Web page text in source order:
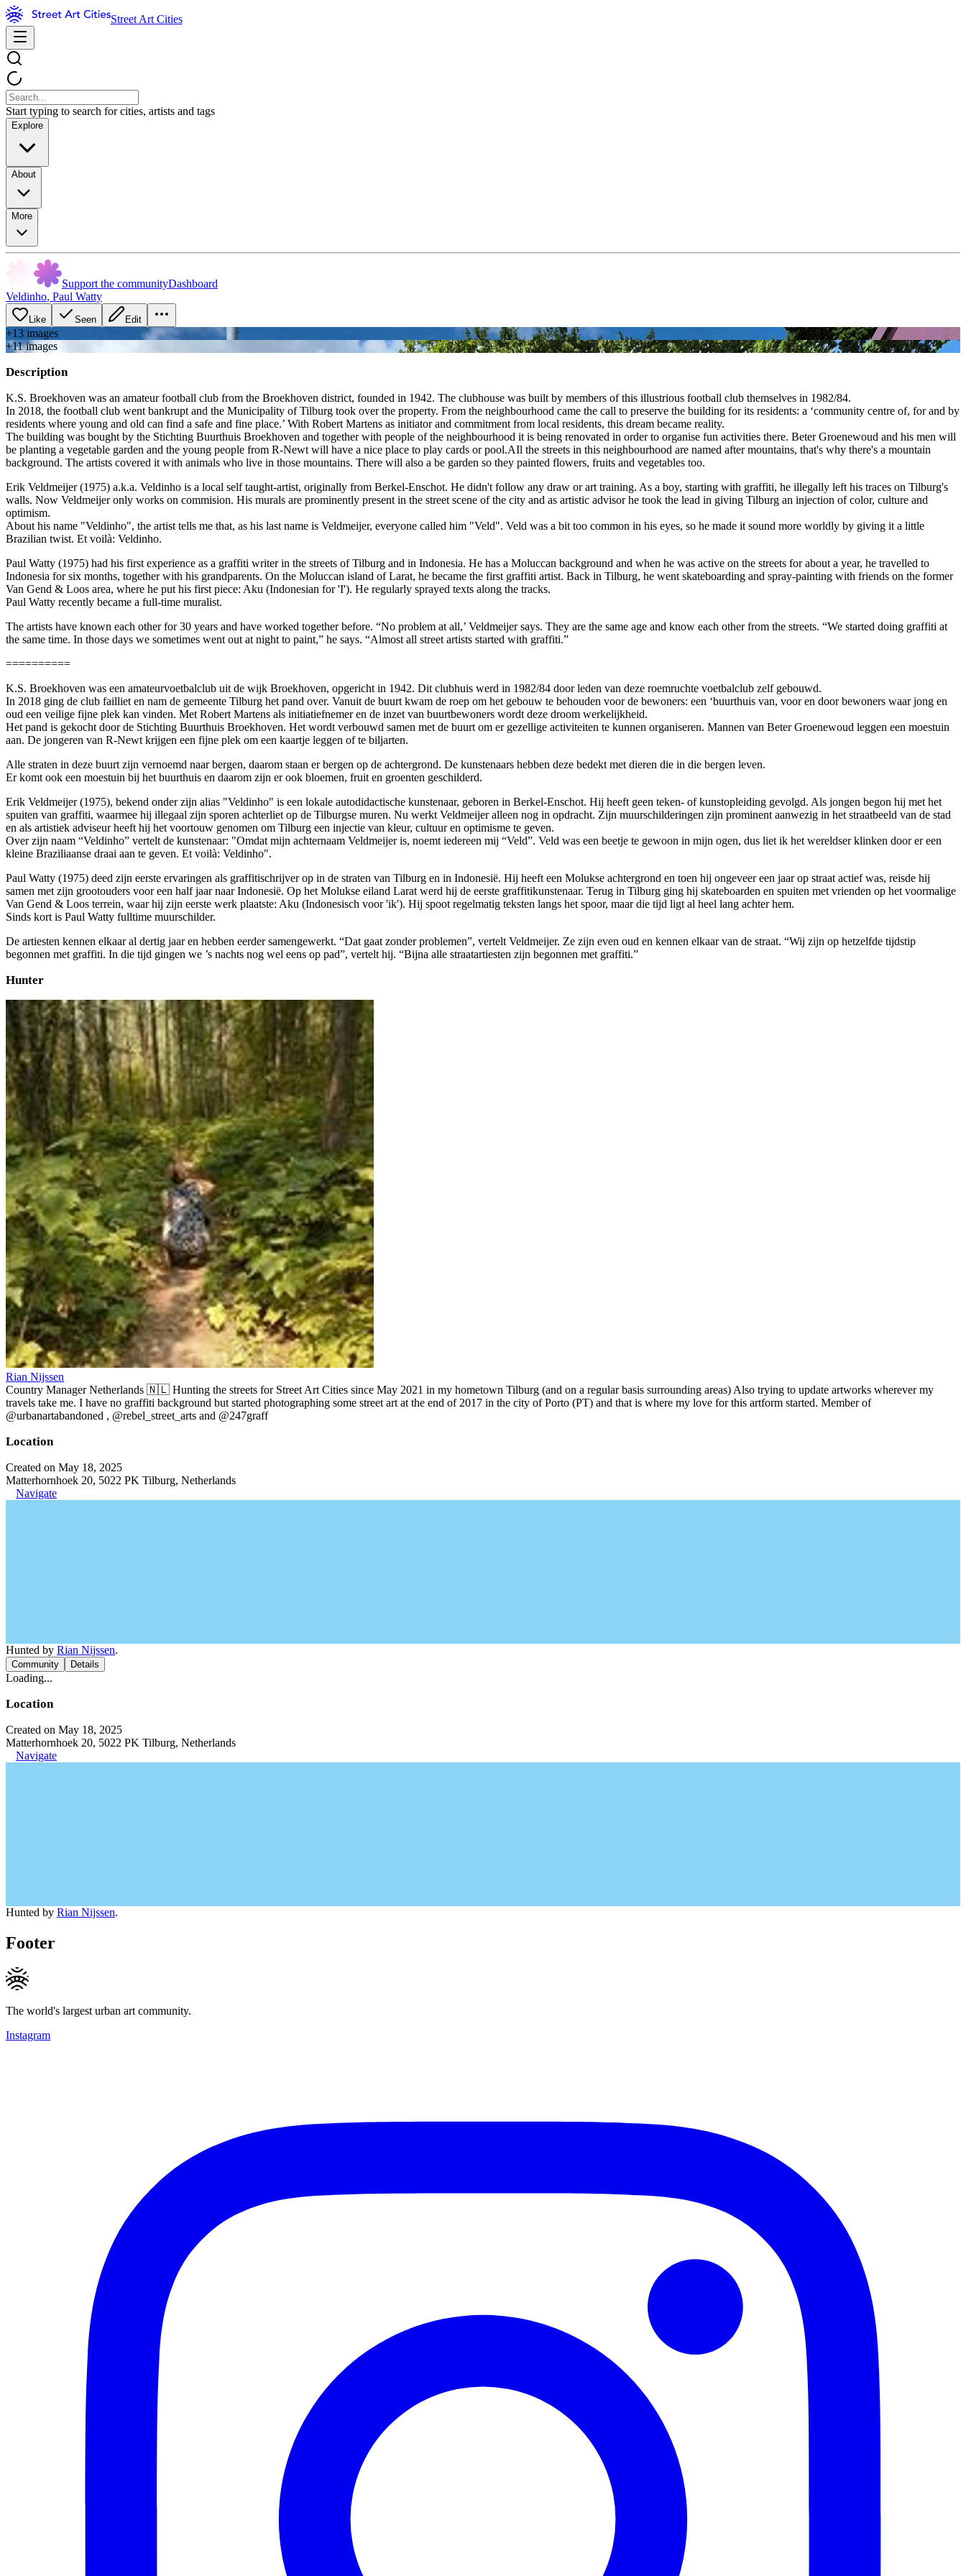
Street Art Cities
Start typing to search for cities, artists and tags
Explore
About
More
Support the communityDashboard
Veldinho, Paul Watty
Like Seen Edit
+13 images
+11images
Description
K.S. Broekhoven was an amateur football club from the Broekhoven district, founded in 1942. The clubhouse was built by members of this illustrious football club themselves in 1982/84.
In 2018, the football club went bankrupt and the Municipality of Tilburg took over the property. From the neighbourhood came the call to preserve the building for its residents: a ‘community centre of, for and by
residents where young and old can find a safe and fine place.’ With Robert Martens as initiator and commitment from local residents, this dream became reality.
The building was bought by the Stichting Buurthuis Broekhoven and together with people of the neighbourhood it is being renovated in order to organise fun activities there. Beter Groenewoud and his men will
be planting a vegetable garden and the young people from R-Newt will have a nice place to play cards or pool.AIl the streets in this neighbourhood are named after mountains, that's why there's a mountain
background. The artists covered it with animals who live in those mountains. There will also a be garden so they painted flowers, fruits and vegetables too.
Erik Veldmeijer (1975) a.k.a. Veldinho is a local self taught-artist, originally from Berkel-Enschot. He didn't follow any draw or art training. As a boy, starting with graffiti, he illegally left his traces on Tilburg's
walls. Now Veldmeijer only works on commision. His murals are prominently present in the street scene of the city and as artistic advisor he took the lead in giving Tilburg an injection of color, culture and
optimism.
About his name "Veldinho", the artist tells me that, as his last name is Veldmeijer, everyone called him "Veld". Veld was a bit too common in his eyes, so he made it sound more worldly by giving it a little
Brazilian twist. Et voilà: Veldinho.
Paul Watty (1975) had his first experience as a graffiti writer in the streets of Tilburg and in Indonesia. He has a Moluccan background and when he was active on the streets for about a year, he travelled to
Indonesia for six months, together with his grandparents. On the Moluccan island of Larat, he became the first graffiti artist. Back in Tilburg, he went skateboarding and spray-painting with friends on the former
Van Gend & Loos area, where he put his first piece: Aku (Indonesian for 'I'). He regularly sprayed texts along the tracks.
Paul Watty recently became a full-time muralist.
The artists have known each other for 30 years and have worked together before. “No problem at all,’ Veldmeijer says. They are the same age and know each other from the streets. “We started doing graffiti at
the same time. In those days we sometimes went out at night to paint,” he says. “Almost all street artists started with graffiti.”
==========
K.S. Broekhoven was een amateurvoetbalclub uit de wijk Broekhoven, opgericht in 1942. Dit clubhuis werd in 1982/84 door leden van deze roemruchte voetbalclub zelf gebouwd.
In 2018 ging de club failliet en nam de gemeente Tilburg het pand over. Vanuit de buurt kwam de roep om het gebouw te behouden voor de bewoners: een ‘buurthuis van, voor en door bewoners waar jong en
oud een veilige fijne plek kan vinden. Met Robert Martens als initiatiefnemer en de inzet van buurtbewoners wordt deze droom werkelijkheid.
Het pand is gekocht door de Stichting Buurthuis Broekhoven. Het wordt verbouwd samen met de buurt om er gezellige activiteiten te kunnen organiseren. Mannen van Beter Groenewoud leggen een moestuin
aan. De jongeren van R-Newt krijgen een fijne plek om een kaartje leggen of te biljarten.
Alle straten in deze buurt zijn vernoemd naar bergen, daarom staan er bergen op de achtergrond. De kunstenaars hebben deze bedekt met dieren die in die bergen leven.
Er komt ook een moestuin bij het buurthuis en daarom zijn er ook bloemen, fruit en groenten geschilderd.
Erik Veldmeijer (1975), bekend onder zijn alias "Veldinho" is een lokale autodidactische kunstenaar, geboren in Berkel-Enschot. Hij heeft geen teken- of kunstopleiding gevolgd. Als jongen begon hij met het
spuiten van graffiti, waarmee hij illegaal zijn sporen achterliet op de Tilburgse muren. Nu werkt Veldmeijer alleen nog in opdracht. Zijn muurschilderingen zijn prominent aanwezig in het straatbeeld van de stad
en als artistiek adviseur heeft hij het voortouw genomen om Tilburg een injectie van kleur, cultuur en optimisme te geven.
Over zijn naam “Veldinho” vertelt de kunstenaar: "Omdat mijn achternaam Veldmeijer is, noemt iedereen mij “Veld”. Veld was een beetje te gewoon in mijn ogen, dus liet ik het wereldser klinken door er een
kleine Braziliaanse draai aan te geven. Et voilà: Veldinho".
Paul Watty (1975) deed zijn eerste ervaringen als graffitischrijver op in de straten van Tilburg en in Indonesië. Hij heeft een Molukse achtergrond en toen hij ongeveer een jaar op straat actief was, reisde hij
samen met zijn grootouders voor een half jaar naar Indonesië. Op het Molukse eiland Larat werd hij de eerste graffitikunstenaar. Terug in Tilburg ging hij skateboarden en spuiten met vrienden op het voormalige
Van Gend & Loos terrein, waar hij zijn eerste werk plaatste: Aku (Indonesisch voor 'ik'). Hij spoot regelmatig teksten langs het spoor, maar die tijd ligt al heel lang achter hem.
Sinds kort is Paul Watty fulltime muurschilder.
De artiesten kennen elkaar al dertig jaar en hebben eerder samengewerkt. “Dat gaat zonder problemen”, vertelt Veldmeijer. Ze zijn even oud en kennen elkaar van de straat. “Wij zijn op hetzelfde tijdstip
begonnen met graffiti. In die tijd gingen we ’s nachts nog wel eens op pad”, vertelt hij. “Bijna alle straatartiesten zijn begonnen met graffiti.”
Hunter
Rian Nijssen
Country Manager Netherlands 🇳🇱 Hunting the streets for Street Art Cities since May 2021 in my hometown Tilburg (and on a regular basis surrounding areas) Also trying to update artworks wherever my
travels take me. I have no graffiti background but started photographing some street art at the end of 2017 in the city of Porto (PT) and that is where my love for this artform started. Member of
@urbanartabandoned , @rebel_street_arts and @247graff
Location
Created on May 18, 2025
Matterhornhoek 20, 5022 PK Tilburg, Netherlands
Navigate
Hunted by Rian Nijssen.
Community Details
Loading...
Location
Created on May 18, 2025
Matterhornhoek 20, 5022 PK Tilburg, Netherlands
Navigate
Hunted by Rian Nijssen.
Footer
The world's largest urban art community.
Instagram